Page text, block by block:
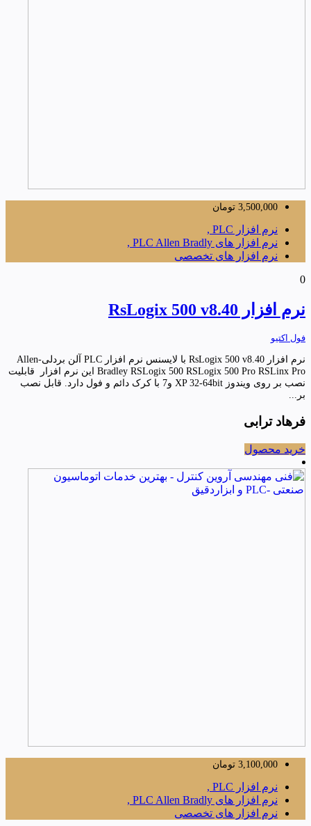
3,500,000 تومان
نرم افزار PLC ,
نرم افزار های PLC Allen Bradly ,
نرم افزار های تخصصی
0
نرم افزار RsLogix 500 v8.40
فول اکتیو
نرم افزار RsLogix 500 v8.40 با لایسنس نرم افزار PLC آلن بردلی-Allen
Bradley RSLogix 500 RSLogix 500 Pro RSLinx Pro این نرم افزار قابلیت
نصب بر روی ویندوز XP 32-64bit و7 با کرک دائم و فول دارد. قابل نصب
بر...
فرهاد ترابی
خرید محصول
3,100,000 تومان
نرم افزار PLC ,
نرم افزار های PLC Allen Bradly ,
نرم افزار های تخصصی